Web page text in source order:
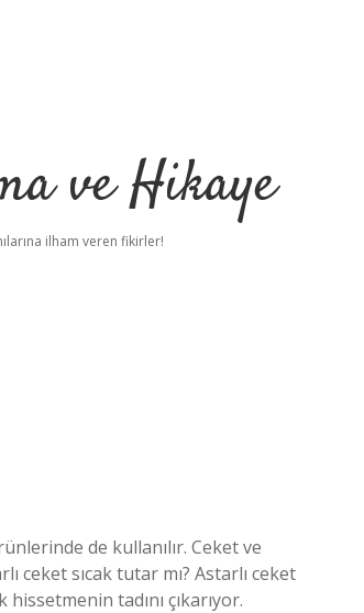
ve Hikaye
ilham veren fikirler!
de kullanılır. Ceket ve
sıcak tutar mı? Astarlı ceket
tadını çıkarıyor.